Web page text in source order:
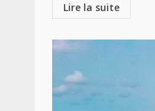
Lire la suite